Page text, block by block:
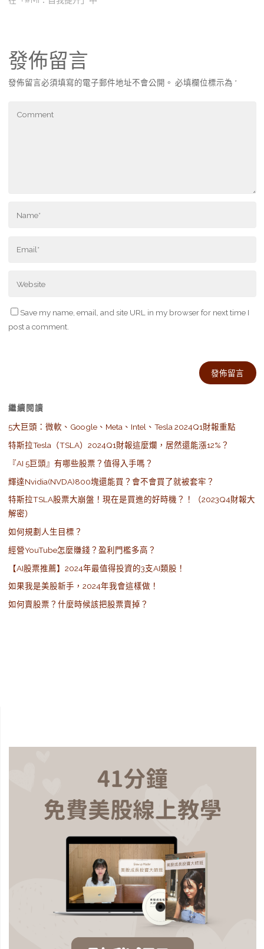
發佈留言
發佈留言必須填寫的電子郵件地址不會公開。 必填欄位標示為 *
Save my name, email, and site URL in my browser for next time I
post a comment.
繼續閱讀
5大巨頭：微軟、Google、Meta、Intel、Tesla 2024Q1財報重點
特斯拉Tesla（TSLA）2024Q1財報這麼爛，居然還能漲12%？
『AI 5巨頭』有哪些股票？值得入手嗎？
輝達Nvidia(NVDA)800塊還能買？會不會買了就被套牢？
特斯拉TSLA股票大崩盤！現在是買進的好時機？！（2023Q4財報大
解密）
如何規劃人生目標？
經營YouTube怎麼賺錢？盈利門檻多高？
【AI股票推薦】2024年最值得投資的3支AI類股！
如果我是美股新手，2024年我會這樣做！
如何賣股票？什麼時候該把股票賣掉？